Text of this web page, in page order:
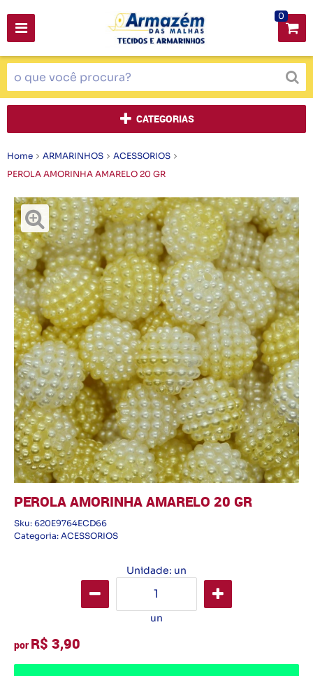
0
CATEGORIAS
Home ARMARINHOS
ACESSORIOS
PEROLA AMORINHA AMARELO 20 GR
PEROLA AMORINHA AMARELO 20 GR
Sku: 620E9764ECD66
Categoria: ACESSORIOS
Unidade: un
un
por R$ 3,90